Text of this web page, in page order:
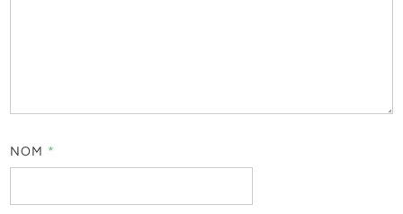
NOM *